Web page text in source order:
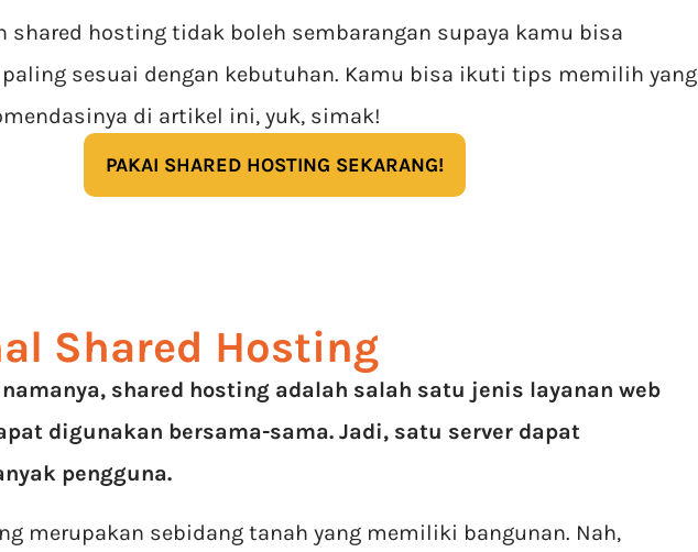
shared hosting tidak boleh sembarangan supaya kamu bisa
sesuai dengan kebutuhan. Kamu bisa ikuti tips memilih yang
di artikel ini, yuk, simak!
PAKAI SHARED HOSTING SEKARANG!
Shared Hosting
shared hosting adalah salah satu jenis layanan web
digunakan bersama-sama. Jadi, satu server dapat
pengguna.
merupakan sebidang tanah yang memiliki bangunan. Nah,